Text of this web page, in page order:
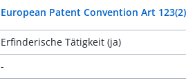
European Patent Convention Art
Erfinderische Tätigkeit (ja)
-